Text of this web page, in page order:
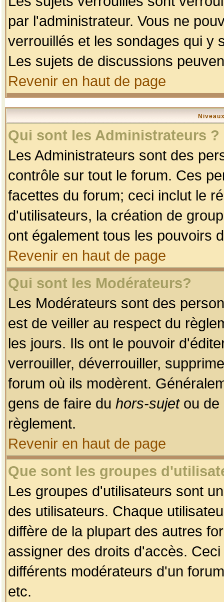
par l'administrateur. Vous ne
verrouillés et les sondages qui y
Les sujets de discussions
Revenir en haut de page
Qui sont les Administrateurs ?
Les Administrateurs sont des
contrôle sur tout le forum. Ces
facettes du forum; ceci inclut le
d'utilisateurs, la création de
ont également tous les pouvoirs
Revenir en haut de page
Qui sont les Modérateurs?
Les Modérateurs sont des
est de veiller au respect du
les jours. Ils ont le pouvoir
verrouiller, déverrouiller,
forum où ils modèrent.
gens de faire du hors-sujetou de
règlement.
Revenir en haut de page
Que sont les groupes
Les groupes d'utilisateurs sont
des utilisateurs. Chaque
diffère de la plupart des autres
assigner des droits d'accès.
différents modérateurs d'un
etc.